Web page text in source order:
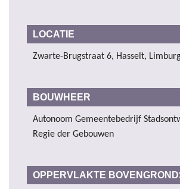
LOCATIE
Zwarte-Brugstraat 6, Hasselt,
BOUWHEER
Autonoom Gemeentebedrijf
Regie der Gebouwen
OPPERVLAKTE